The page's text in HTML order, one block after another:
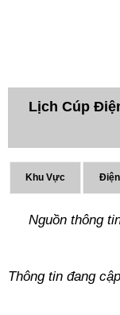
Lịch Cúp
Khu Vực
Nguồn thông
Thông tin đang